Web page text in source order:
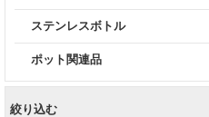
ステンレスボトル
ポット関連品
絞り込む